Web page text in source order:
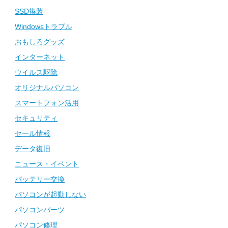
SSD換装
Windowsトラブル
おもしろグッズ
インターネット
ウイルス駆除
オリジナルパソコン
スマートフォン活用
セキュリティ
セール情報
データ復旧
ニュース・イベント
バッテリー交換
パソコンが起動しない
パソコンパーツ
パソコン修理